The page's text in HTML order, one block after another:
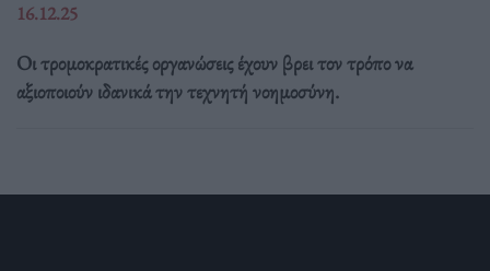
16.12.25
Οι τρομοκρατικές οργανώσεις έχουν βρει τον τρόπο να
αξιοποιούν ιδανικά την τεχνητή νοημοσύνη.